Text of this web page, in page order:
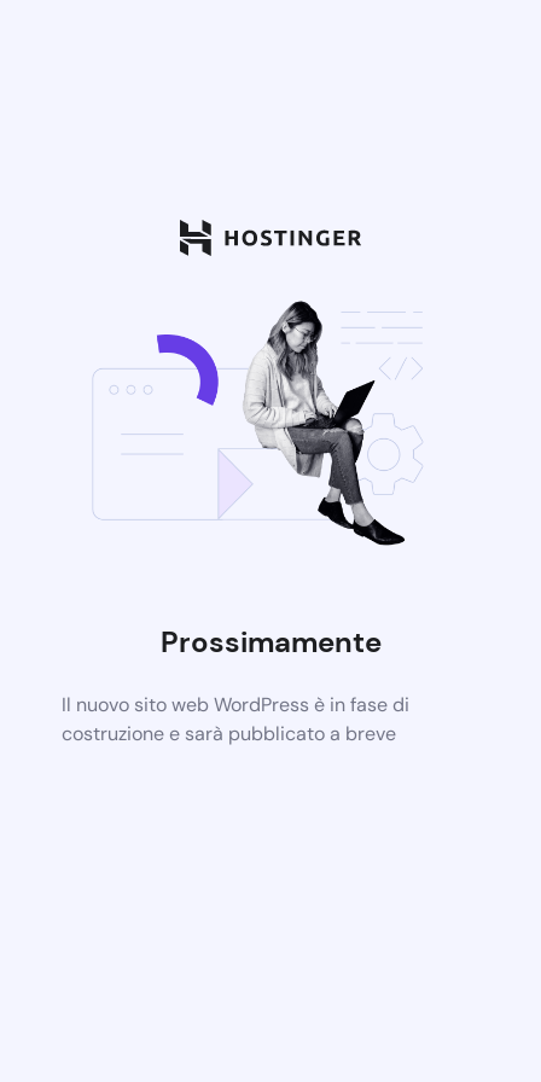
Prossimamente
Il nuovo sito web WordPress è in fase di
costruzione e sarà pubblicato a breve